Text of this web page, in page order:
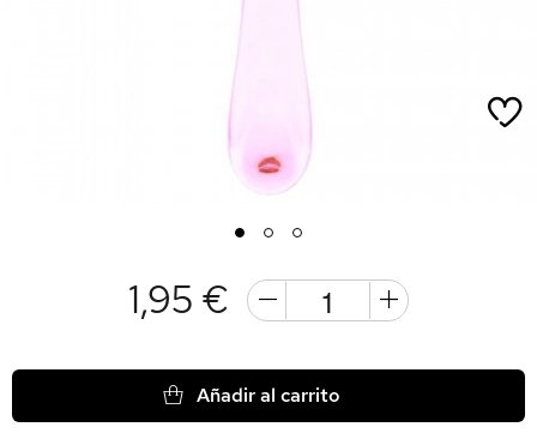
1 2 3
1,95 €
Añadir al carrito